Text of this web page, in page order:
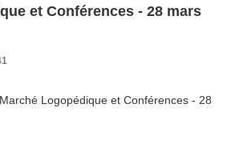
et Conférences - 28 mars